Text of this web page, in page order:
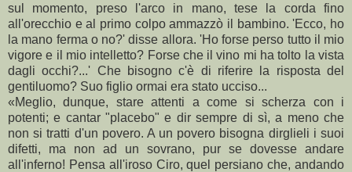
sul momento, preso l'arco in mano, tese la corda fino
all'orecchio e al primo colpo ammazzò il bambino. 'Ecco, ho
la mano ferma o no?' disse allora. 'Ho forse perso tutto il mio
vigore e il mio intelletto? Forse che il vino mi ha tolto la vista
dagli occhi?...' Che bisogno c'è di riferire la risposta del
gentiluomo? Suo figlio ormai era stato ucciso...
«Meglio, dunque, stare attenti a come si scherza con i
potenti; e cantar "placebo" e dir sempre di sì, a meno che
non si tratti d'un povero. A un povero bisogna dirglieli i suoi
difetti, ma non ad un sovrano, pur se dovesse andare
all'inferno! Pensa all'iroso Ciro, quel persiano che, andando